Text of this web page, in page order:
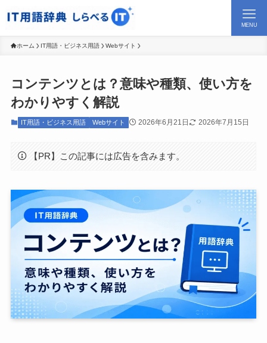
MENU
ホーム IT用語・ビジネス用語 Webサイト
コンテンツとは？意味や種類、使い方を
わかりやすく解説
IT用語・ビジネス用語 Webサイト 2026年6月21日 2026年7月15日
【PR】この記事には広告を含みます。